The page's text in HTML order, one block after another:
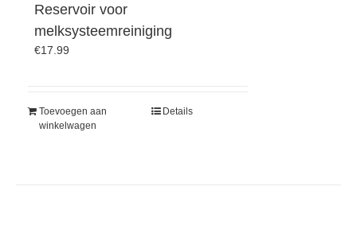
Reservoir voor
melksysteemreiniging
€17.99
Toevoegen aan
winkelwagen
Details